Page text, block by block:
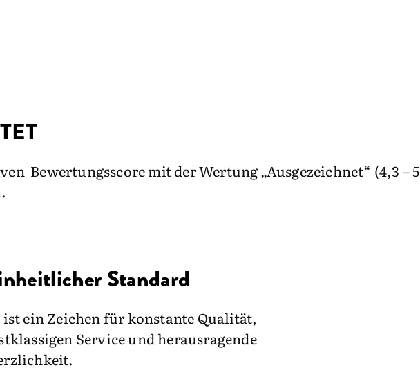
Bewertungsscore mit der Wertung „Ausgezeichnet“ (4,3 – 5
Standard
ist ein Zeichen für konstante Qualität,
Service und herausragende